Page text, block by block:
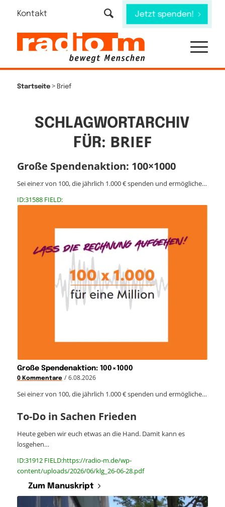
Kontakt Jetzt spenden!
Startseite> Brief
SCHLAGWORTARCHIV
FÜR: BRIEF
Große Spendenaktion: 100×1000
Sei eine:r von 100, die jährlich 1.000 € spenden und ermögliche…
ID:31588 FIELD:
Große Spendenaktion: 100×1000
0 Kommentare / 6.08.2026
Sei eine:r von 100, die jährlich 1.000 € spenden und ermögliche…
To-Do in Sachen Frieden
Heute geben wir euch etwas an die Hand. Damit kann es
losgehen…
ID:31912 FIELD:https://radio-m.de/wp-
content/uploads/2026/06/klg_26-06-28.pdf
Zum Manuskript